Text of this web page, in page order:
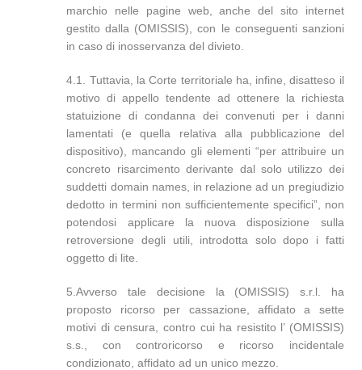
marchio nelle pagine web, anche del sito internet
gestito dalla (OMISSIS), con le conseguenti sanzioni
in caso di inosservanza del divieto.
4.1. Tuttavia, la Corte territoriale ha, infine, disatteso il
motivo di appello tendente ad ottenere la richiesta
statuizione di condanna dei convenuti per i danni
lamentati (e quella relativa alla pubblicazione del
dispositivo), mancando gli elementi “per attribuire un
concreto risarcimento derivante dal solo utilizzo dei
suddetti domain names, in relazione ad un pregiudizio
dedotto in termini non sufficientemente specifici”, non
potendosi applicare la nuova disposizione sulla
retroversione degli utili, introdotta solo dopo i fatti
oggetto di lite.
5.Avverso tale decisione la (OMISSIS) s.r.l. ha
proposto ricorso per cassazione, affidato a sette
motivi di censura, contro cui ha resistito l’ (OMISSIS)
s.s., con controricorso e ricorso incidentale
condizionato, affidato ad un unico mezzo.